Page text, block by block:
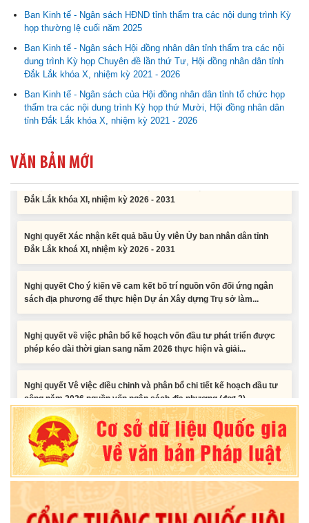
Ban Kinh tế - Ngân sách HĐND tỉnh thẩm tra các nội dung trình Kỳ
họp thường lệ cuối năm 2025
Ban Kinh tế - Ngân sách Hội đồng nhân dân tỉnh thẩm tra các nội
dung trình Kỳ họp Chuyên đề lần thứ Tư, Hội đồng nhân dân tỉnh
Đắk Lắk khóa X, nhiệm kỳ 2021 - 2026
Ban Kinh tế - Ngân sách của Hội đồng nhân dân tỉnh tổ chức họp
thẩm tra các nội dung trình Kỳ họp thứ Mười, Hội đồng nhân dân
tỉnh Đắk Lắk khóa X, nhiệm kỳ 2021 - 2026
VĂN BẢN MỚI
Nghị quyết Cho ý kiến về cam kết bố trí nguồn vốn đối ứng ngân
sách địa phương để thực hiện Dự án Xây dựng Trụ sở làm...
Nghị quyết về việc phân bổ kế hoạch vốn đầu tư phát triển được
phép kéo dài thời gian sang năm 2026 thực hiện và giải...
Nghị quyết Vê việc điều chinh và phân bổ chi tiết kế hoạch đầu tư
công năm 2026 nguồn vốn ngân sách địa phương (đợt 2)
Nghị quyết Về chất vấn tại Kỳ họp thứ Hai, Hội đồng nhân dân tỉnh
Nghị quyết Xác nhận kết quả bầu Ủy viên Ủy ban nhân dân tỉnh
Nghị quyết Cho ý kiến về cam kết bố trí nguồn vốn đối ứng ngân
Nghị quyết về việc phân bổ kế hoạch vốn đầu tư phát triển được
Nghị quyết Vê việc điều chinh và phân bổ chi tiết kế hoạch đầu tư
Nghị quyết Về chất vấn tại Kỳ họp thứ Hai, Hội đồng nhân dân tỉnh
Đắk Lắk khóa XI, nhiệm kỳ 2026 - 2031
Nghị quyết Xác nhận kết quả bầu Ủy viên Ủy ban nhân dân tỉnh
Đắk Lắk khoá XI, nhiệm kỳ 2026 - 2031